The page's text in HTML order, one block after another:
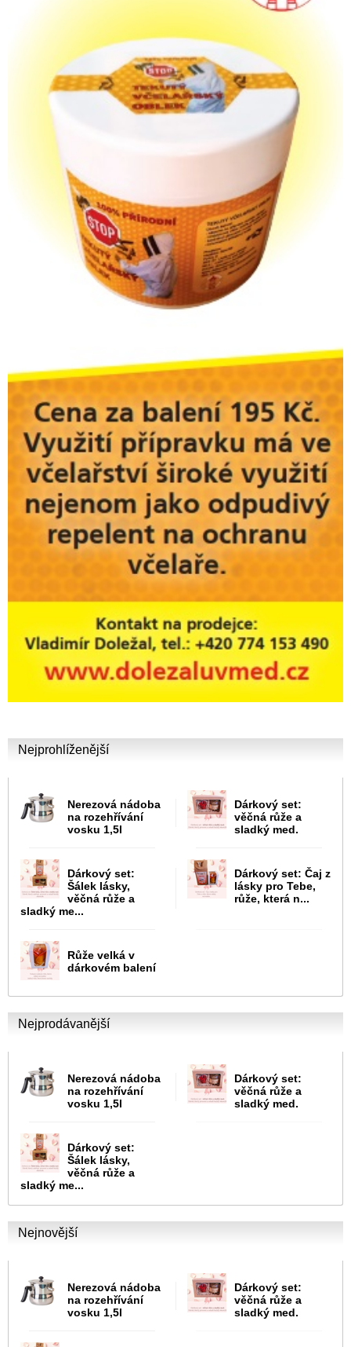
Nejprohlíženější
Nerezová nádoba
na rozehřívání
vosku 1,5l
Dárkový set:
věčná růže a
sladký med.
Dárkový set:
Šálek lásky,
věčná růže a
sladký me...
Dárkový set: Čaj z
lásky pro Tebe,
růže, která n...
Růže velká v
dárkovém balení
Nejprodávanější
Nerezová nádoba
na rozehřívání
vosku 1,5l
Dárkový set:
věčná růže a
sladký med.
Dárkový set:
Šálek lásky,
věčná růže a
sladký me...
Nejnovější
Nerezová nádoba
na rozehřívání
vosku 1,5l
Dárkový set:
věčná růže a
sladký med.